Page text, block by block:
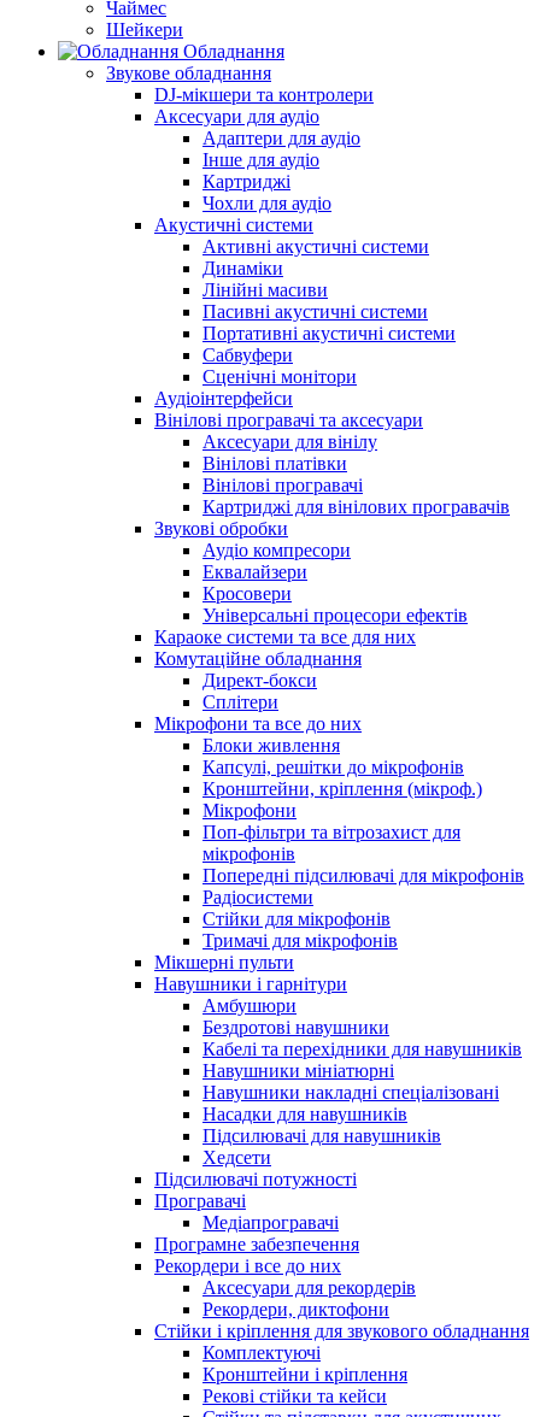
Чаймес
Шейкери
Обладнання
Звукове обладнання
DJ-мікшери та контролери
Аксесуари для аудіо
Адаптери для аудіо
Інше для аудіо
Картриджі
Чохли для аудіо
Акустичні системи
Активні акустичні системи
Динаміки
Лінійні масиви
Пасивні акустичні системи
Портативні акустичні системи
Сабвуфери
Сценічні монітори
Аудіоінтерфейси
Вінілові програвачі та аксесуари
Аксесуари для вінілу
Вінілові платівки
Вінілові програвачі
Картриджі для вінілових програвачів
Звукові обробки
Аудіо компресори
Еквалайзери
Кросовери
Універсальні процесори ефектів
Караоке системи та все для них
Комутаційне обладнання
Директ-бокси
Сплітери
Мікрофони та все до них
Блоки живлення
Капсулі, решітки до мікрофонів
Кронштейни, кріплення (мікроф.)
Мікрофони
Поп-фільтри та вітрозахист для
мікрофонів
Попередні підсилювачі для мікрофонів
Радіосистеми
Стійки для мікрофонів
Тримачі для мікрофонів
Мікшерні пульти
Навушники і гарнітури
Амбушюри
Бездротові навушники
Кабелі та перехідники для навушників
Навушники мініатюрні
Навушники накладні спеціалізовані
Насадки для навушників
Підсилювачі для навушників
Хедсети
Підсилювачі потужності
Програвачі
Медіапрогравачі
Програмне забезпечення
Рекордери і все до них
Аксесуари для рекордерів
Рекордери, диктофони
Стійки і кріплення для звукового обладнання
Комплектуючі
Кронштейни і кріплення
Рекові стійки та кейси